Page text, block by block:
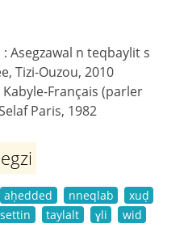
: Asegzawal n teqbaylit s
Tizi-Ouzou, 2010
Français (parler
Paris, 1982
aḥedded nneqlab
xuḍ
settin taylalt ɣli
wid